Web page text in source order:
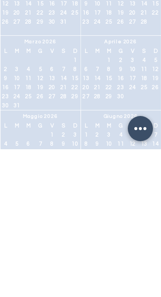
12
13 14 15 16 17
18
19
20 21 22 23 24
25
26
27 28 29 30 31
Marzo 2026
M M G V S
D
1
2
3 4 5 6 7
8
9
10 11 12 13 14
15
16
17 18 19 20 21
22
23
24 25 26 27 28
29
30
31
Maggio 2026
M M G V S
D
1
2
3
4
5 6 7 8 9
10
9
10 11 12 13 14
15
16
17 18 19 20 21
22
23
24 25 26 27 28
Aprile 2026
M M G V S
D
1
2 3 4
5
6
7 8 9 10 11
12
13
14 15 16 17 18
19
20
21 22 23 24 25
26
27
28 29 30
Giugno 2026
M M G
D
1
2 3 4
7
8
9 10 11 12 13
14